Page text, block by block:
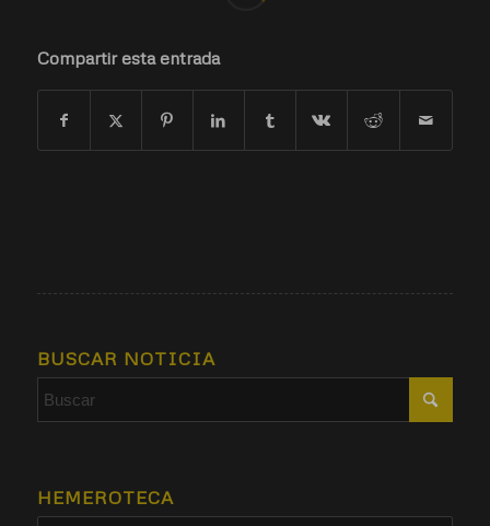
Compartir esta entrada
BUSCAR NOTICIA
HEMEROTECA